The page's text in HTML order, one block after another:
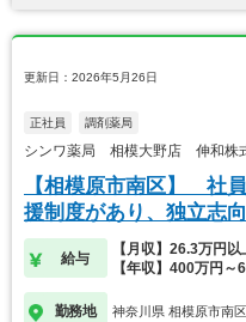
更新日：2026年5月26日
正社員 調剤薬局
シンワ薬局 相模大野店 伸和株
【相模原市南区】 社
援制度があり、独立志
給与
【月収】26.3万円
【年収】400万円
勤務地 神奈川県 相模原市南区